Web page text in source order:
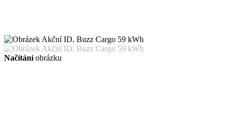
Načítáníobrázku